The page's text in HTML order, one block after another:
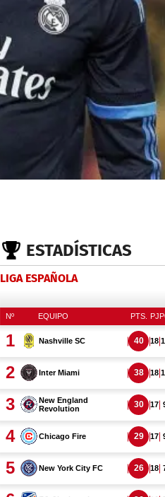
ESTADÍSTICAS
LIGA ESPAÑOLA